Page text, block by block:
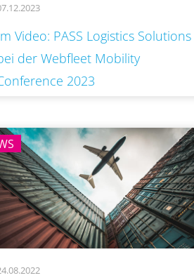
Video: PASS Logistics Solutions
der Webfleet Mobility
2023